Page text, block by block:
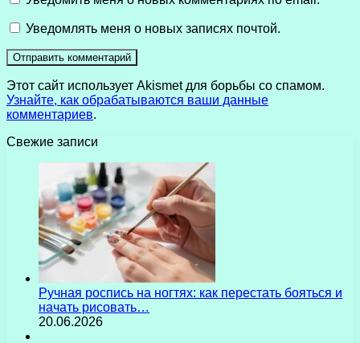
Уведомлять меня о новых записях почтой.
Этот сайт использует Akismet для борьбы со спамом.
Узнайте, как обрабатываются ваши данные
комментариев.
Свежие записи
Ручная роспись на ногтях: как перестать бояться и
начать рисовать…
20.06.2026